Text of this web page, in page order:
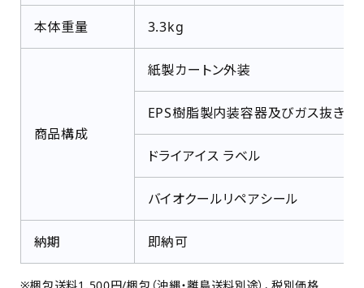
本体重量 3.3kg
商品構成
紙製カートン外装
EPS樹脂製内装容器及びガス抜き機
ドライアイス ラベル
バイオクールリペアシール
納期 即納可